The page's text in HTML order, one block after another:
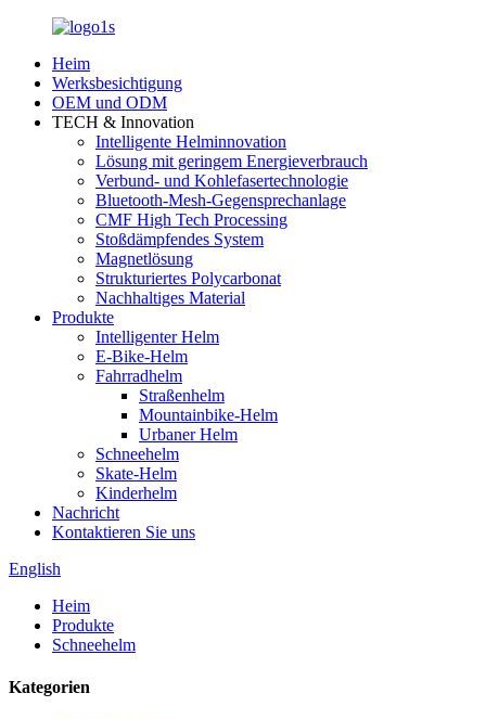
Heim
Werksbesichtigung
OEM und ODM
TECH & Innovation
Intelligente Helminnovation
Lösung mit geringem Energieverbrauch
Verbund- und Kohlefasertechnologie
Bluetooth-Mesh-Gegensprechanlage
CMF High Tech Processing
Stoßdämpfendes System
Magnetlösung
Strukturiertes Polycarbonat
Nachhaltiges Material
Produkte
Intelligenter Helm
E-Bike-Helm
Fahrradhelm
Straßenhelm
Mountainbike-Helm
Urbaner Helm
Schneehelm
Skate-Helm
Kinderhelm
Nachricht
Kontaktieren Sie uns
English
Heim
Produkte
Schneehelm
Kategorien